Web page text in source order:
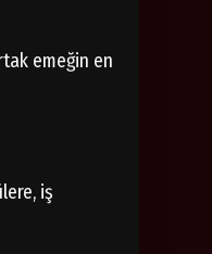
emeğin en
iş